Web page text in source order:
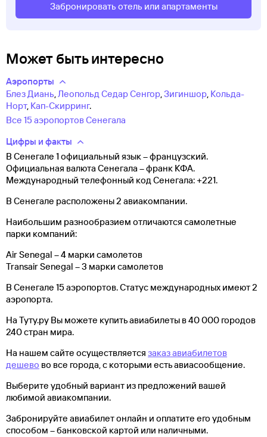
Забронировать отель или апартаменты
Может быть интересно
Аэропорты
Блез Диань,Леопольд Седар Сенгор,Зигиншор, Кольда-
Норт, Кап-Скирринг.
Все 15 аэропортов Сенегала
Цифры и факты
В Сенегале 1 официальный язык – французский.
Официальная валюта Сенегала – франк КФА.
Международный телефонный код Сенегала: +221.
В Сенегале расположены 2 авиакомпании.
Наибольшим разнообразием отличаются самолетные
парки компаний:
Air Senegal – 4 марки самолетов
Transair Senegal – 3 марки самолетов
В Сенегале 15 аэропортов. Статус международных имеют 2
аэропорта.
На Туту.ру Вы можете купить авиабилеты в 40 000 городов
240 стран мира.
На нашем сайте осуществляется заказ авиабилетов
дешево во все города, с которыми есть авиасообщение.
Выберите удобный вариант из предложений вашей
любимой авиакомпании.
Забронируйте авиабилет онлайн и оплатите его удобным
способом – банковской картой или наличными.